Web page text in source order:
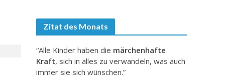
Zitat des Monats
“Alle Kinder haben die märchenhafte
Kraft, sich in alles zu verwandeln, was auch
immer sie sich wünschen.”